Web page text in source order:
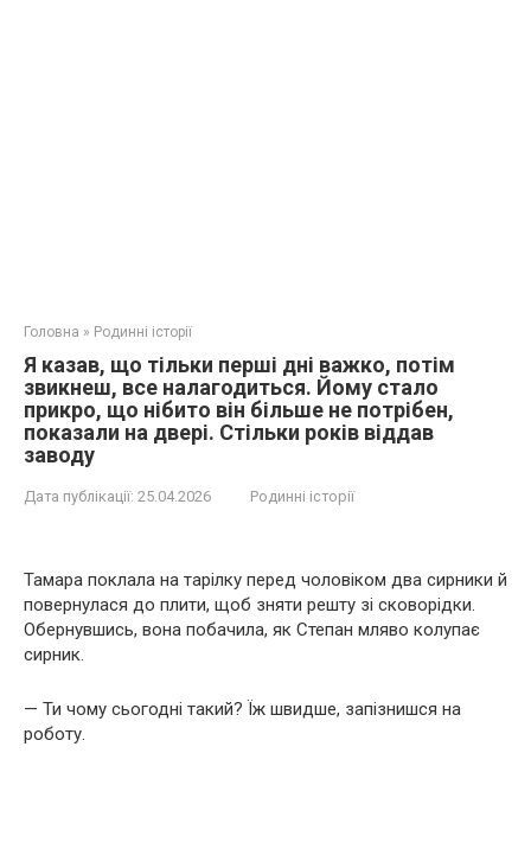
Головна » Родинні історії
Я казав, що тільки перші дні важко, потім
звикнеш, все налагодиться. Йому стало
прикро, що нібито він більше не потрібен,
показали на двері. Стільки років віддав
заводу
Дата публікації: 25.04.2026 Родинні історії
Тамара поклала на тарілку перед чоловіком два сирники й
повернулася до плити, щоб зняти решту зі сковорідки.
Обернувшись, вона побачила, як Степан мляво колупає
сирник.
— Ти чому сьогодні такий? Їж швидше, запізнишся на
роботу.